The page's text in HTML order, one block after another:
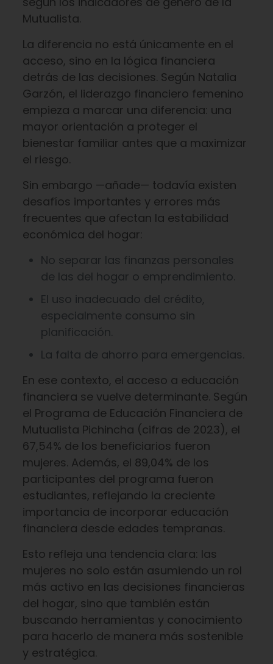
Mutualista.
La diferencia no está únicamente en el
acceso, sino en la lógica financiera
detrás de las decisiones. Según Natalia
Garzón, el liderazgo financiero femenino
empieza a marcar una diferencia: una
mayor orientación a proteger el
bienestar familiar antes que a maximizar
el riesgo.
Sin embargo —añade— todavía existen
desafíos importantes y errores más
frecuentes que afectan la estabilidad
económica del hogar:
No separar las finanzas personales
de las del hogar o emprendimiento.
El uso inadecuado del crédito,
especialmente consumo sin
planificación.
La falta de ahorro para emergencias.
En ese contexto, el acceso a educación
financiera se vuelve determinante. Según
el Programa de Educación Financiera de
Mutualista Pichincha (cifras de 2023), el
67,54% de los beneficiarios fueron
mujeres. Además, el 89,04% de los
participantes del programa fueron
estudiantes, reflejando la creciente
importancia de incorporar educación
financiera desde edades tempranas.
Esto refleja una tendencia clara: las
mujeres no solo están asumiendo un rol
más activo en las decisiones financieras
del hogar, sino que también están
buscando herramientas y conocimiento
para hacerlo de manera más sostenible
y estratégica.